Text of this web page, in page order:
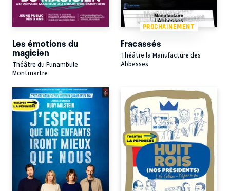
Les émotions du
magicien
Théâtre du Funambule
Montmartre
PROCHAINEMENT
Fracassés
Théâtre la Manufacture des
Abbesses